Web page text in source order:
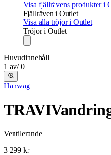
Visa fjällrävens produkter i
Fjällräven i Outlet
Visa alla tröjor i Outlet
Tröjor i Outlet
Huvudinnehåll
1 av/ 0
Hanwag
TRAVI
Ventilerande
3 299 kr